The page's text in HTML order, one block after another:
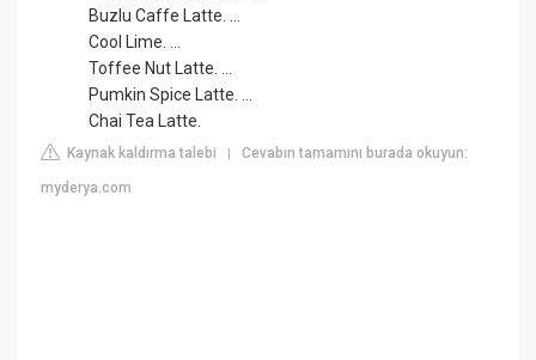
Buzlu Caffe Latte. ...
Cool Lime. ...
Toffee Nut Latte. ...
Pumkin Spice Latte. ...
Chai Tea Latte.
Kaynak kaldırma talebi |Cevabın tamamını burada okuyun:
myderya.com